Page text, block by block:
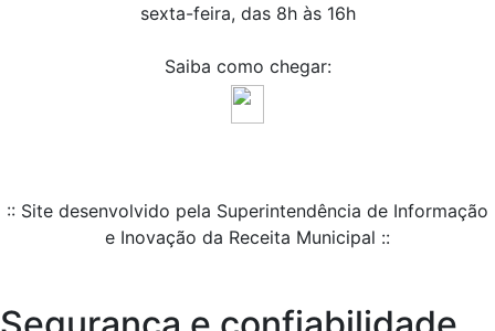
sexta-feira, das 8h às 16h
Saiba como chegar:
:: Site desenvolvido pela Superintendência de Informação
e Inovação da Receita Municipal ::